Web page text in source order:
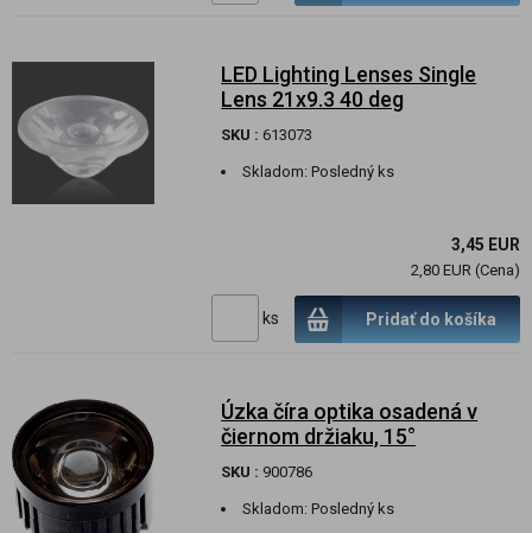
LED Lighting Lenses Single
Lens 21x9.3 40 deg
SKU : 613073
Skladom:Posledný ks
3,45 EUR
2,80 EUR (Cena)
ks Pridať do košíka
Úzka číra optika osadená v
čiernom držiaku, 15°
SKU : 900786
Skladom:Posledný ks